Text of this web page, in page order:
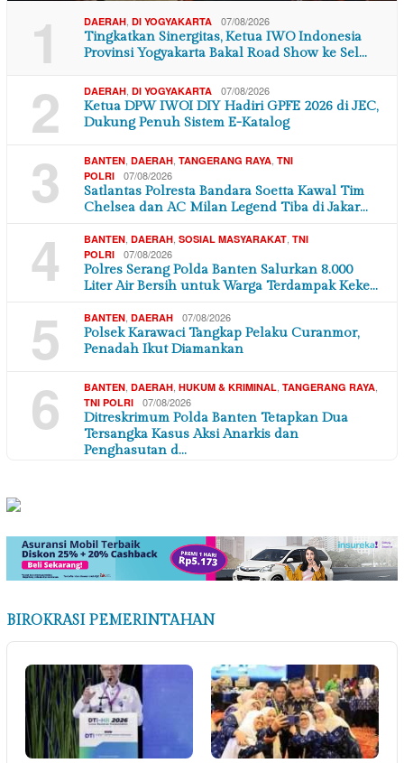
1 DAERAH DI YOGYAKARTA 07/08/2026
Tingkatkan Sinergitas, Ketua IWO Indonesia
Provinsi Yogyakarta Bakal Road Show ke Sel…
2 DAERAH DI YOGYAKARTA 07/08/2026
Ketua DPW IWOI DIY Hadiri GPFE 2026 di JEC,
Dukung Penuh Sistem E-Katalog
3 BANTEN DAERAH TANGERANG RAYA TNI
POLRI
07/08/2026
Satlantas Polresta Bandara Soetta Kawal Tim
Chelsea dan AC Milan Legend Tiba di Jakar…
4 BANTEN DAERAH SOSIAL MASYARAKAT TNI
POLRI
07/08/2026
Polres Serang Polda Banten Salurkan 8.000
Liter Air Bersih untuk Warga Terdampak Keke…
5 BANTEN DAERAH 07/08/2026
Polsek Karawaci Tangkap Pelaku Curanmor,
Penadah Ikut Diamankan
6 BANTEN DAERAH HUKUM & KRIMINAL TANGERANG RAYA
TNI POLRI 07/08/2026
Ditreskrimum Polda Banten Tetapkan Dua
Tersangka Kasus Aksi Anarkis dan
Penghasutan d…
BIROKRASI PEMERINTAHAN